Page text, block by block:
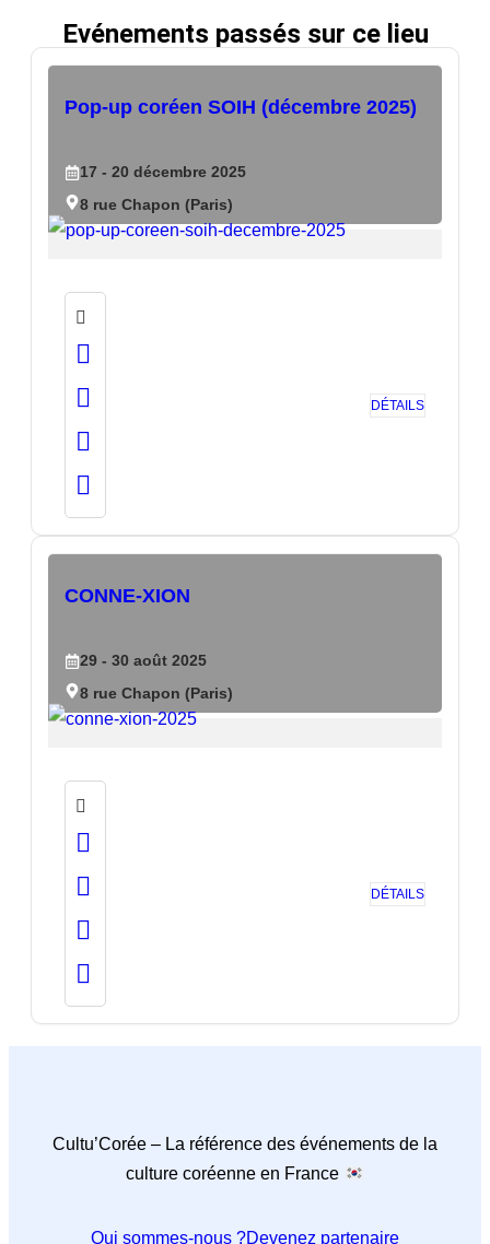
Evénements passés sur ce lieu
Pop-up coréen SOIH (décembre 2025)
17 - 20 décembre 2025
8 rue Chapon (Paris)
DÉTAILS
CONNE-XION
29 - 30 août 2025
8 rue Chapon (Paris)
DÉTAILS
Cultu’Corée – La référence des événements de la
culture coréenne en France
Qui sommes-nous ?Devenez partenaire